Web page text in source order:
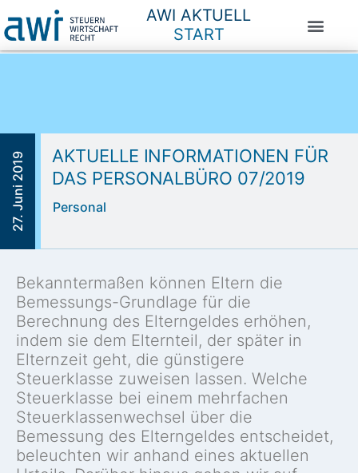
AWI AKTUELL
START
27. Juni 2019
AKTUELLE INFORMATIONEN FÜR
DAS PERSONALBÜRO 07/2019
Personal
Bekanntermaßen können Eltern die
Bemessungs-Grundlage für die
Berechnung des Elterngeldes erhöhen,
indem sie dem Elternteil, der später in
Elternzeit geht, die günstigere
Steuerklasse zuweisen lassen. Welche
Steuerklasse bei einem mehrfachen
Steuerklassenwechsel über die
Bemessung des Elterngeldes entscheidet,
beleuchten wir anhand eines aktuellen